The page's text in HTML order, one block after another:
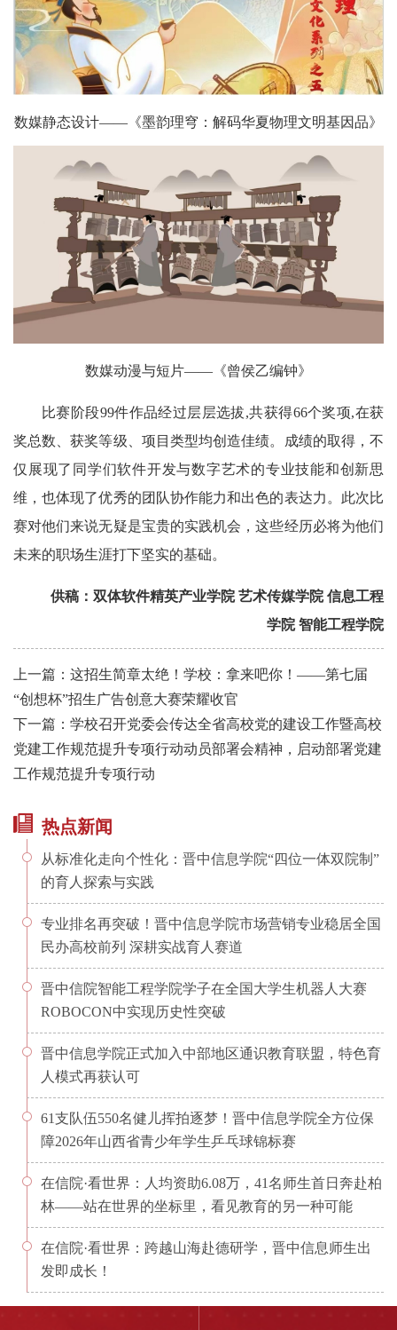
数媒静态设计——《墨韵理穹：解码华夏物理文明基因品》
数媒动漫与短片——《曾侯乙编钟》
比赛阶段99件作品经过层层选拔,共获得66个奖项,在获
奖总数、获奖等级、项目类型均创造佳绩。成绩的取得，不
仅展现了同学们软件开发与数字艺术的专业技能和创新思
维，也体现了优秀的团队协作能力和出色的表达力。此次比
赛对他们来说无疑是宝贵的实践机会，这些经历必将为他们
未来的职场生涯打下坚实的基础。
供稿：双体软件精英产业学院 艺术传媒学院 信息工程
学院 智能工程学院
上一篇：这招生简章太绝！学校：拿来吧你！——第七届
“创想杯”招生广告创意大赛荣耀收官
下一篇：学校召开党委会传达全省高校党的建设工作暨高校
党建工作规范提升专项行动动员部署会精神，启动部署党建
工作规范提升专项行动
热点新闻
从标准化走向个性化：晋中信息学院“四位一体双院制”
的育人探索与实践
专业排名再突破！晋中信息学院市场营销专业稳居全国
民办高校前列 深耕实战育人赛道
晋中信院智能工程学院学子在全国大学生机器人大赛
ROBOCON中实现历史性突破
晋中信息学院正式加入中部地区通识教育联盟，特色育
人模式再获认可
61支队伍550名健儿挥拍逐梦！晋中信息学院全方位保
障2026年山西省青少年学生乒乓球锦标赛
在信院·看世界：人均资助6.08万，41名师生首日奔赴柏
林——站在世界的坐标里，看见教育的另一种可能
在信院·看世界：跨越山海赴德研学，晋中信息师生出
发即成长！